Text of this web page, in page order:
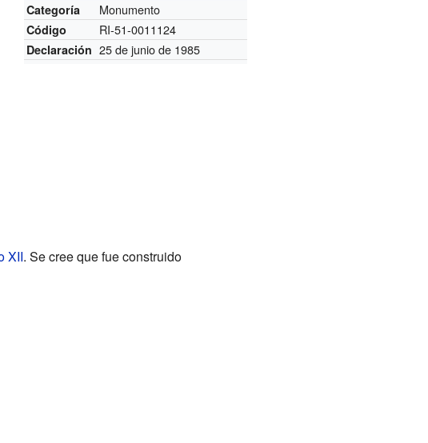
Categoría
Monumento
Código RI-51-0011124
Declaración 25 de junio de 1985
XII. Se cree que fue construido